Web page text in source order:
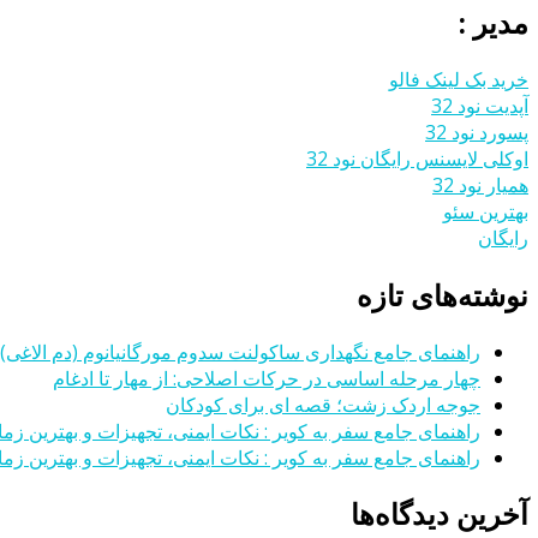
مدیر :
خرید بک لینک فالو
آپدیت نود 32
پسورد نود 32
اوکلی لایسنس رایگان نود 32
همیار نود 32
بهترین سئو
رایگان
نوشته‌های تازه
راهنمای جامع نگهداری ساکولنت سدوم مورگانیانوم (دم الاغی)
چهار مرحله اساسی در حرکات اصلاحی: از مهار تا ادغام
جوجه اردک زشت؛ قصه ای برای کودکان
راهنمای جامع سفر به کویر : نکات ایمنی، تجهیزات و بهترین
راهنمای جامع سفر به کویر : نکات ایمنی، تجهیزات و بهترین
آخرین دیدگاه‌ها